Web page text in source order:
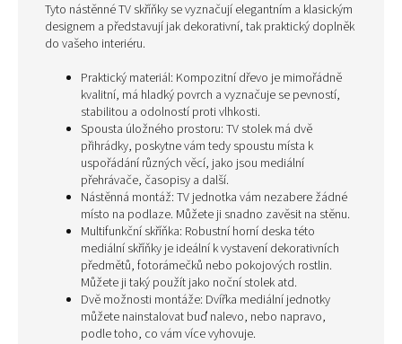
Tyto nástěnné TV skříňky se vyznačují elegantním a klasickým
designem a představují jak dekorativní, tak praktický doplněk
do vašeho interiéru.
Praktický materiál: Kompozitní dřevo je mimořádně
kvalitní, má hladký povrch a vyznačuje se pevností,
stabilitou a odolností proti vlhkosti.
Spousta úložného prostoru: TV stolek má dvě
přihrádky, poskytne vám tedy spoustu místa k
uspořádání různých věcí, jako jsou mediální
přehrávače, časopisy a další.
Nástěnná montáž: TV jednotka vám nezabere žádné
místo na podlaze. Můžete ji snadno zavěsit na stěnu.
Multifunkční skříňka: Robustní horní deska této
mediální skříňky je ideální k vystavení dekorativních
předmětů, fotorámečků nebo pokojových rostlin.
Můžete ji taký použít jako noční stolek atd.
Dvě možnosti montáže: Dvířka mediální jednotky
můžete nainstalovat buď nalevo, nebo napravo,
podle toho, co vám více vyhovuje.